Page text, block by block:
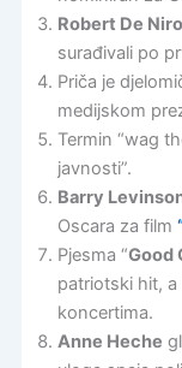
Robert De Niro
surađivali po
Priča je
medijskom
Termin “wag
javnosti”.
Barry
Oscara za film
Pjesma “Good
patriotski hit,
koncertima.
Anne Heche